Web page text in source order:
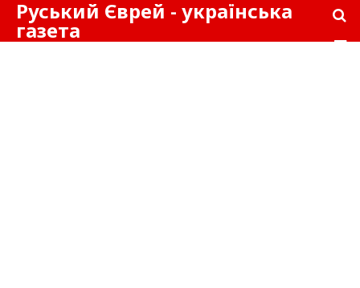
Руський Єврей - українська
газета